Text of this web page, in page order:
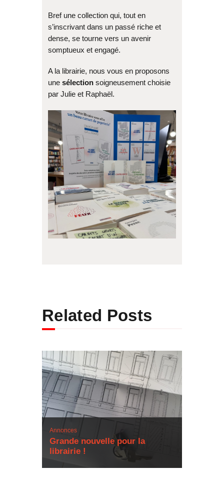
Bref une collection qui, tout en
s’inscrivant dans un passé riche et
dense, se tourne vers un avenir
somptueux et engagé.
A la librairie, nous vous en proposons
une sélection soigneusement choisie
par Julie et Raphaël.
Related Posts
Annonces
Grande nouvelle pour la
librairie !